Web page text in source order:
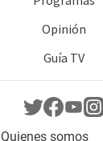
Opinión
Guía TV
Quienes somos